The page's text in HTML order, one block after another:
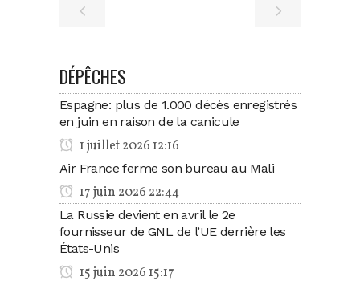
DÉPÊCHES
Espagne: plus de 1.000 décès enregistrés
en juin en raison de la canicule
1 juillet 2026 12:16
Air France ferme son bureau au Mali
17 juin 2026 22:44
La Russie devient en avril le 2e
fournisseur de GNL de l’UE derrière les
États-Unis
15 juin 2026 15:17